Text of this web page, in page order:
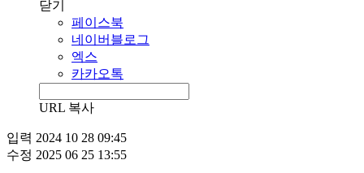
닫기
페이스북
네이버블로그
엑스
카카오톡
URL 복사
입력 2024 10 28 09:45
수정 2025 06 25 13:55